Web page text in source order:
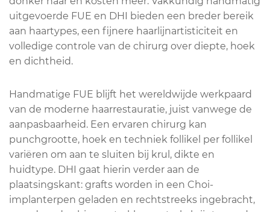
uitgevoerde FUE en DHI bieden een breder bereik
aan haartypes, een fijnere haarlijnartisticiteit en
volledige controle van de chirurg over diepte, hoek
en dichtheid.
Handmatige FUE blijft het wereldwijde werkpaard
van de moderne haarrestauratie, juist vanwege de
aanpasbaarheid. Een ervaren chirurg kan
punchgrootte, hoek en techniek follikel per follikel
variëren om aan te sluiten bij krul, dikte en
huidtype. DHI gaat hierin verder aan de
plaatsingskant: grafts worden in een Choi-
implanterpen geladen en rechtstreeks ingebracht,